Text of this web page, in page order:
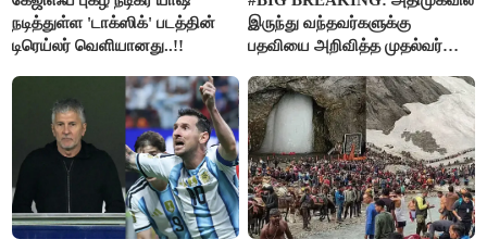
நடித்துள்ள 'டாக்‌ஸிக்' படத்தின்
டிரெய்லர் வெளியானது..!!
இருந்து வந்தவர்களுக்கு
பதவியை அறிவித்த முதல்வர்